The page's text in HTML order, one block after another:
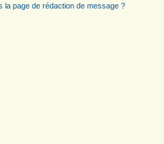
la page de rédaction de message ?